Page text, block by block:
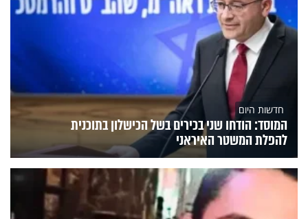
חדשות היום
המוסד: הודחו שני בכירים בשל הכישלון בתוכנית
להפלת המשטר האיראני